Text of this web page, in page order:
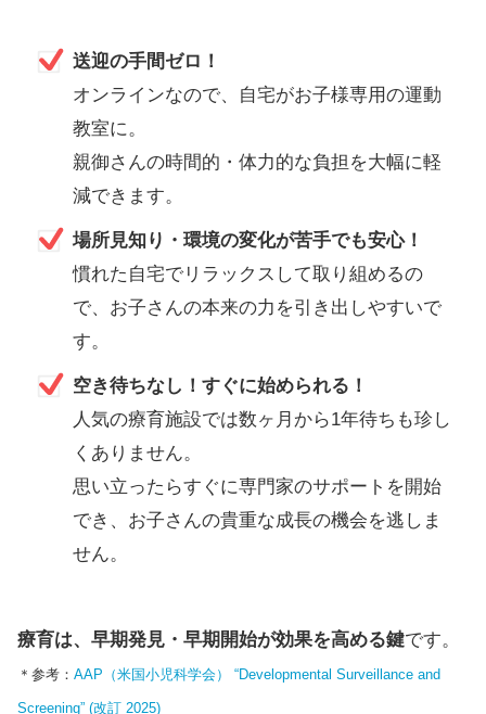
送迎の手間ゼロ！
オンラインなので、自宅がお子様専用の運動
教室に。
親御さんの時間的・体力的な負担を大幅に軽
減できます。
場所見知り・環境の変化が苦手でも安心！
慣れた自宅でリラックスして取り組めるの
で、お子さんの本来の力を引き出しやすいで
す。
空き待ちなし！すぐに始められる！
人気の療育施設では数ヶ月から1年待ちも珍し
くありません。
思い立ったらすぐに専門家のサポートを開始
でき、お子さんの貴重な成長の機会を逃しま
せん。
療育は、早期発見・早期開始が効果を高める鍵です。
＊参考： AAP（米国小児科学会） “Developmental Surveillance and
Screening” (改訂 2025)